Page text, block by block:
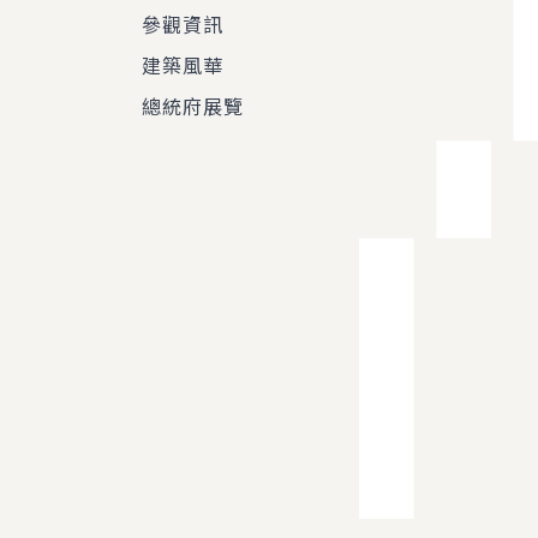
參觀資訊
建築風華
總統府展覽